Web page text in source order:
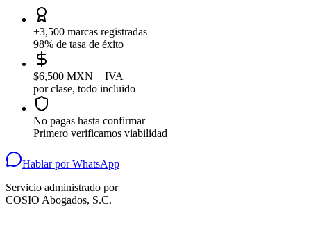
+3,500 marcas registradas
98% de tasa de éxito
$6,500 MXN + IVA
por clase, todo incluido
No pagas hasta confirmar
Primero verificamos viabilidad
Hablar por WhatsApp
Servicio administrado por
COSIO Abogados, S.C.